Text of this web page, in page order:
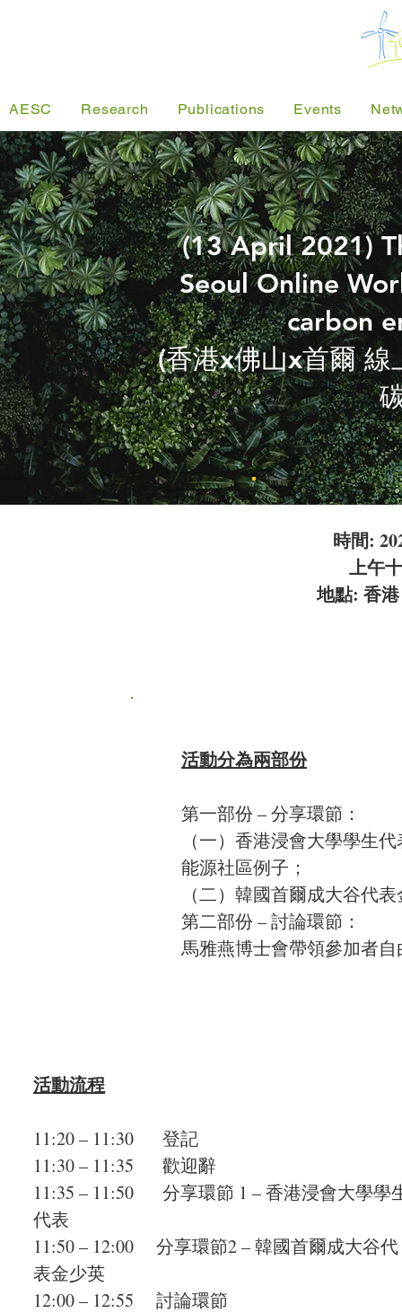
AESC Research Publications Events
(13 April 2021)
Seoul Online
carbon
(香港x佛山x首爾 線
活動分為兩部份
第一部份 – 分享環節：
（一）香港浸會大學學生
能源社區例子；
（二）韓國首爾成大谷代
第二部份 – 討論環節：
馬雅燕博士會帶領參加者
活動流程
11:20 – 11:30 登記
11:30 – 11:35 歡迎辭
11:35 – 11:50 分享環節 1 – 香港浸會大學學
代表
11:50 – 12:00 分享環節2 – 韓國首爾成大谷代
表金少英
12:00 – 12:55 討論環節
時間:
上午
地點: 香